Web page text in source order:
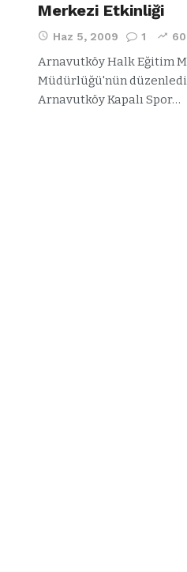
Merkezi Etkinliği
Haz 5, 2009 1 60
Arnavutköy Halk Eğitim
Müdürlüğü'nün
Arnavutköy Kapalı Spor…